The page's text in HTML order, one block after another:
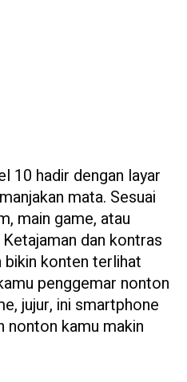
10 hadir dengan layar
mata. Sesuai
main game, atau
dan kontras
bikin konten terlihat
penggemar nonton
jujur, ini smartphone
nonton kamu makin